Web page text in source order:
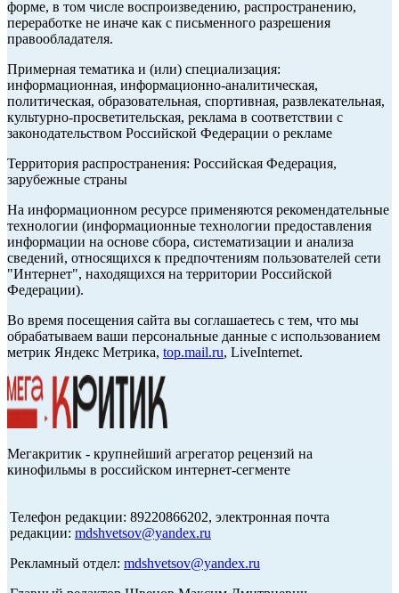
форме, в том числе воспроизведению, распространению,
переработке не иначе как с письменного разрешения
правообладателя.
Примерная тематика и (или) специализация:
информационная, информационно-аналитическая,
политическая, образовательная, спортивная, развлекательная,
культурно-просветительская, реклама в соответствии с
законодательством Российской Федерации о рекламе
Территория распространения: Российская Федерация,
зарубежные страны
На информационном ресурсе применяются рекомендательные
технологии (информационные технологии предоставления
информации на основе сбора, систематизации и анализа
сведений, относящихся к предпочтениям пользователей сети
"Интернет", находящихся на территории Российской
Федерации).
Во время посещения сайта вы соглашаетесь с тем, что мы
обрабатываем ваши персональные данные с использованием
метрик Яндекс Метрика, top.mail.ru, LiveInternet.
Мегакритик - крупнейший агрегатор рецензий на
кинофильмы в российском интернет-сегменте
Телефон редакции: 89220866202, электронная почта
редакции: mdshvetsov@yandex.ru
Рекламный отдел: mdshvetsov@yandex.ru